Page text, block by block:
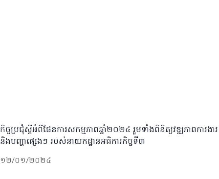
កិច្ចប្រជុំស្ដីអំពីផែនការសកម្មភាពឆ្នាំ២០២៤ រួមទាំងពិនិត្យវឌ្ឍភាពការងារ
និងបញ្ហាផ្សេងៗ របស់នាយកដ្ឋានអធិការកិច្ចទី៣
១២/០១/២០២៤